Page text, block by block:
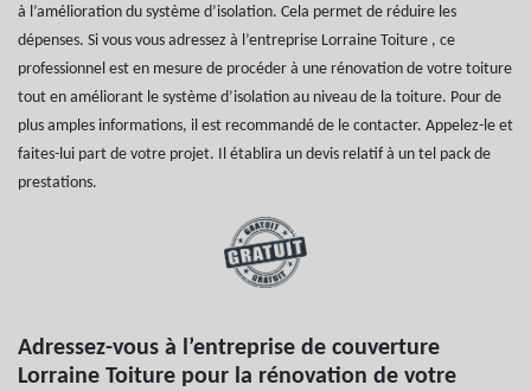
à l’amélioration du système d’isolation. Cela permet de réduire les
dépenses. Si vous vous adressez à l’entreprise Lorraine Toiture , ce
professionnel est en mesure de procéder à une rénovation de votre toiture
tout en améliorant le système d’isolation au niveau de la toiture. Pour de
plus amples informations, il est recommandé de le contacter. Appelez-le et
faites-lui part de votre projet. Il établira un devis relatif à un tel pack de
prestations.
Adressez-vous à l’entreprise de couverture
Lorraine Toiture pour la rénovation de votre